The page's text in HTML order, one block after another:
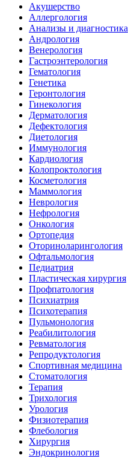
Акушерство
Аллергология
Анализы и диагностика
Андрология
Венерология
Гастроэнтерология
Гематология
Генетика
Геронтология
Гинекология
Дерматология
Дефектология
Диетология
Иммунология
Кардиология
Колопроктология
Косметология
Маммология
Неврология
Нефрология
Онкология
Ортопедия
Оториноларингология
Офтальмология
Педиатрия
Пластическая хирургия
Профпатология
Психиатрия
Психотерапия
Пульмонология
Реабилитология
Ревматология
Репродуктология
Спортивная медицина
Стоматология
Терапия
Трихология
Урология
Физиотерапия
Флебология
Хирургия
Эндокринология